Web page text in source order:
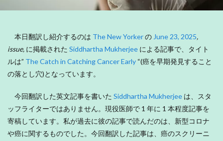
本日翻訳し紹介するのは The New Yorkerの June 23, 2025,
issue, に掲載された Siddhartha Mukherjee による記事で、タイト
ルは” The Catch in Catching Cancer Early “(癌を早期発見すること
の落とし穴)となっています。
今回翻訳した英文記事を書いた Siddhartha Mukherjee は、スタ
ッフライターではありません。現役医師で 1 年に 1 本程度記事を
寄稿しています。私が過去に彼の記事で読んだのは、新型コロナ
や癌に関するものでした。今回翻訳した記事は、癌のスクリーニ